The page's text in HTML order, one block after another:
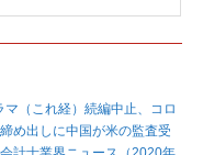
（これ経）続編中止、コロ
め出しに中国が米の監査受